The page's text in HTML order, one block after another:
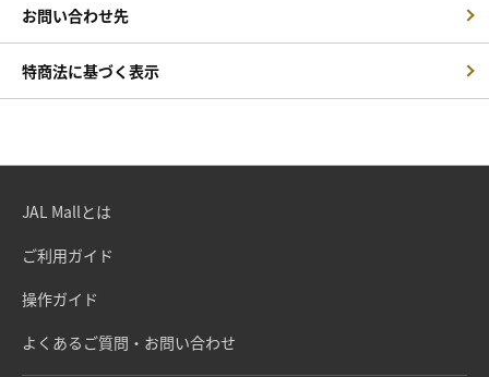
お問い合わせ先
特商法に基づく表示
JAL Mallとは
ご利用ガイド
操作ガイド
よくあるご質問・お問い合わせ